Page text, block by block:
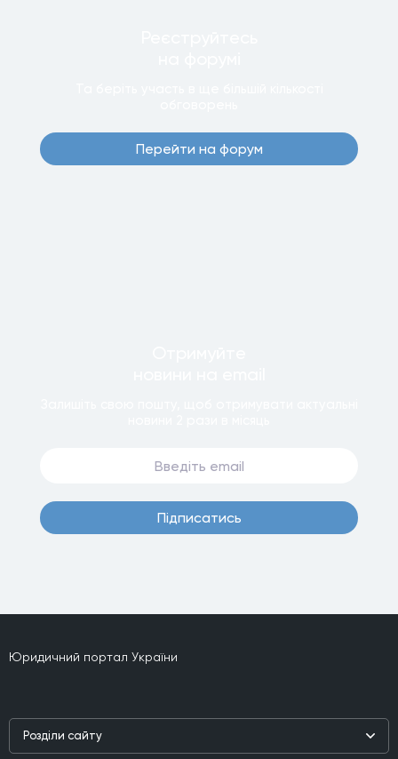
Перейти на форум
Пiдписатись
Юридичний портал України
Роздiли сайту